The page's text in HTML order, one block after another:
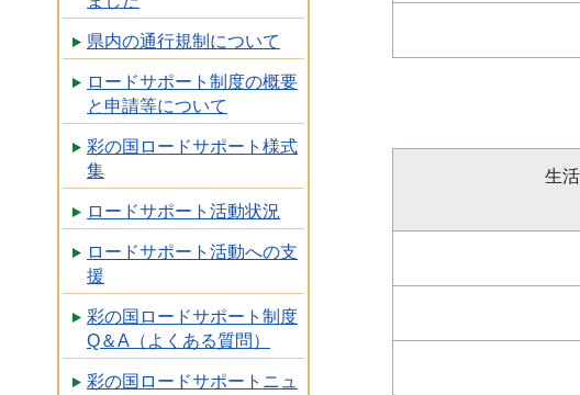
県内の通行規制について
ロードサポート制度の概要
と申請等について
彩の国ロードサポート様式
集
ロードサポート活動状況
ロードサポート活動への支
援
彩の国ロードサポート制度
Q＆A（よくある質問）
彩の国ロードサポートニュ
生